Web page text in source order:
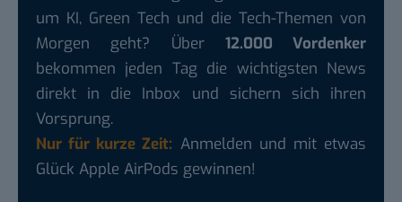
um KI, Green Tech und die Tech-Themen von
Morgen geht? Über 12.000 Vordenker
bekommen jeden Tag die wichtigsten News
direkt in die Inbox und sichern sich ihren
Vorsprung.
Nur für kurze Zeit: Anmelden und mit etwas
Glück Apple AirPods gewinnen!